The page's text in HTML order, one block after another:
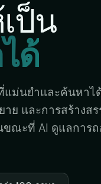
ป็น
ด้
ม่นยำและค้นหาไ
ย และการสร้างสร
ขณะที่ AI ดูแลการ